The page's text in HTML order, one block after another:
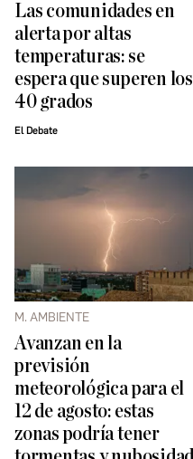
Las comunidades en
alerta por altas
temperaturas: se
espera que superen los
40 grados
El Debate
M. AMBIENTE
Avanzan en la
previsión
meteorológica para el
12 de agosto: estas
zonas podría tener